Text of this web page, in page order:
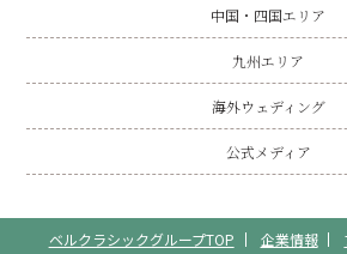
中国・四国エリア
九州エリア
海外ウェディング
公式メディア
ベルクラシックグループTOP 企業情報